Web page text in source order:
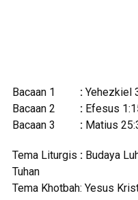
Bacaan 1 :Yehezkiel
Bacaan 2 :Efesus
Bacaan 3
:Matius
Tema Liturgis :Budaya
Tuhan
Tema Khotbah: Yesus